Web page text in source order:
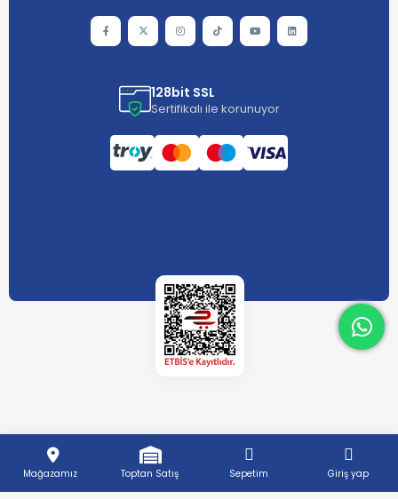
Mağazamız Toptan Satış Sepetim Giriş yap
128bit SSL
Sertifikalı ile korunuyor